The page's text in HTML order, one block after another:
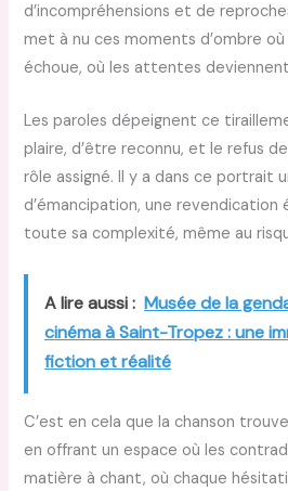
d’incompréhensions et de
met à nu ces moments d’ombre
échoue, où les attentes
Les paroles dépeignent ce
plaire, d’être reconnu, et le refus
rôle assigné. Il y a dans ce portrait
d’émancipation, une revendication
toute sa complexité, même au
A lire aussi : Musée de la
cinéma à Saint-Tropez : une
fiction et réalité
C’est en cela que la chanson
en offrant un espace où les
matière à chant, où chaque